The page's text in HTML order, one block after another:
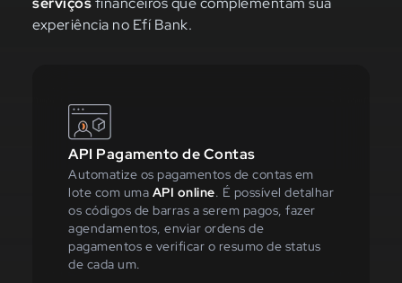
experiência no Efí Bank.
API Pagamento de Contas
Automatize os pagamentos de contas em
lote com uma API online. É possível detalhar
os códigos de barras a serem pagos, fazer
agendamentos, enviar ordens de
pagamentos e verificar o resumo de status
de cada um.